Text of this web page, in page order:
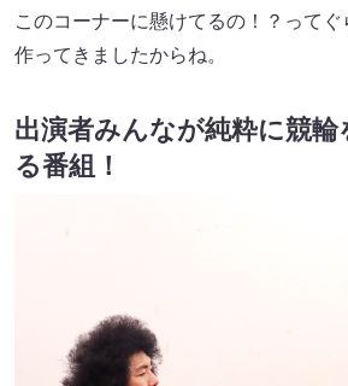
このコーナーに懸けてるの！？ってぐ
作ってきましたからね。
出演者みんなが純粋に競
る番組！